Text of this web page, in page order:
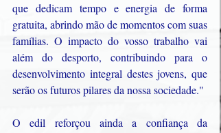
que dedicam tempo e energia de forma
gratuita, abrindo mão de momentos com suas
famílias. O impacto do vosso trabalho vai
além do desporto, contribuindo para o
desenvolvimento integral destes jovens, que
serão os futuros pilares da nossa sociedade."
O edil reforçou ainda a confiança da